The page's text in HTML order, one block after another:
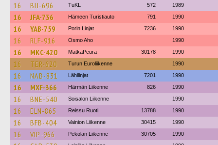
16 BIJ-696 TuKL 572 1989
16 JFA-736 Hämeen Turistiauto 791 1990
16 YAB-759 Porin Linjat 7236 1990
16 RLF-916 Osmo Aho 1990
16 MKC-420 MatkaPeura 30178 1990
16 TER-620 Turun Euroliikenne 1990
16 NAB-831 Lähilinjat 7201 1990
16 MXF-366 Härmän Liikenne 826 1990
16 BNE-540 Soisalon Liikenne 1990
16 ELN-865 Reissu Ruoti 13788 1990
16 BFB-404 Vainion Liikenne 30415 1990
16 VIP-966 Pekolan Liikenne 30705 1990